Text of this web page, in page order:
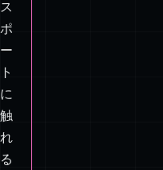
バ
レ
ル
エ
ク
ス
ポ
ー